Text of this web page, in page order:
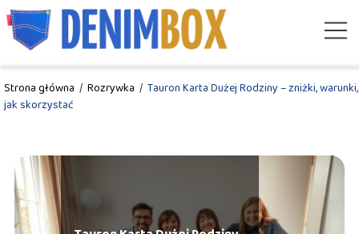
Strona główna / Rozrywka / Tauron Karta Dużej Rodziny – zniżki, warunki,
jak skorzystać